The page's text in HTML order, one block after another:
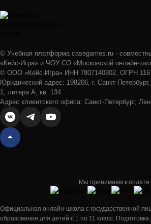
© Учебная платформа casegames.ru -
«Кейс-Игра» и ЧОУ СО «Московской онлайн-
© ООО «Кейс-Игра» ИНН 7807140802, ОГРН
Юридический адрес: 198206, г. Санкт-
1, литера А, кв. 134
Адрес клиентского офиса: Санкт-Петербург,
Мы принимаем к оплате
Официальная онлайн-школа с государственной
образование для детей с 1 по 11 класс.